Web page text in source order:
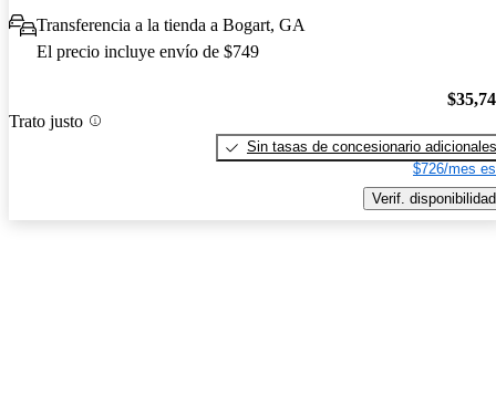
Transferencia a la tienda a Bogart, GA
El precio incluye envío de $749
Trato justo
Sin tasas de concesionario adicionales
$726/mes
Verif. disponibilidad